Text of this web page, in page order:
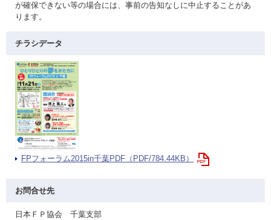
が確保できない等の場合には、事前の告知なしに中止することがあ
ります。
チラシデータ
FPフォーラム2015in千葉PDF（PDF/784.44KB）
お問合せ先
日本ＦＰ協会 千葉支部